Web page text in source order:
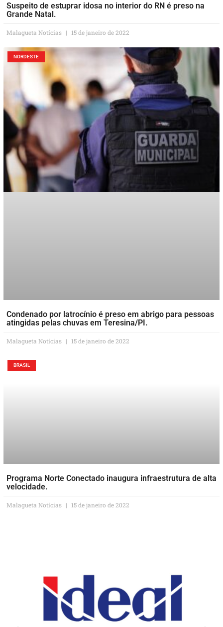
Suspeito de estuprar idosa no interior do RN é preso na
Grande Natal.
Malagueta Notícias 15 de janeiro de 2022
NORDESTE
Condenado por latrocínio é preso em abrigo para pessoas
atingidas pelas chuvas em Teresina/PI.
Malagueta Notícias 15 de janeiro de 2022
BRASIL
Programa Norte Conectado inaugura infraestrutura de alta
velocidade.
Malagueta Notícias 15 de janeiro de 2022